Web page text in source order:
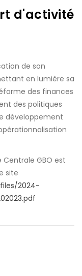
d'activité
de son
en lumière sa
des finances
des politiques
développement
GBO est
site
2024-
pdf